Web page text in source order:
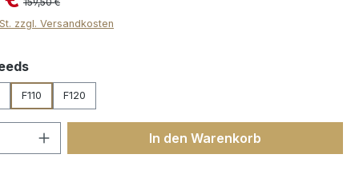
zzgl. Versandkosten
auswählen
F110 F120
Anzahl: Gib den gewünschten Wert
In den Warenkorb